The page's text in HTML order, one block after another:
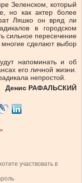
Зеленском, который
но как актер более
Ляшко он вряд ли
в городском
сильное пересечение
сделают выбор
напоминать и об
его личной жизни.
непростой.
Денис РАФАЛЬСКИЙ
участвовать в